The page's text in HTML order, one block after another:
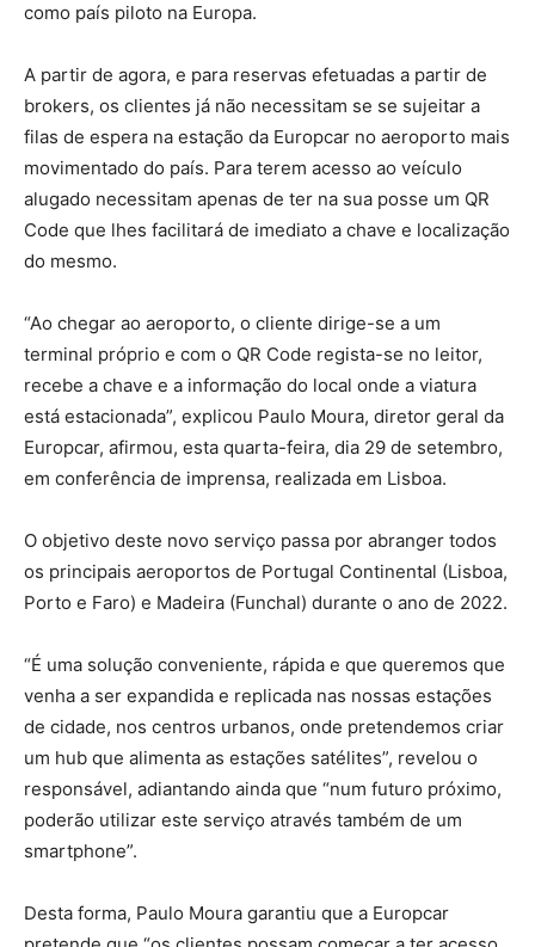
como país piloto na Europa.
A partir de agora, e para reservas efetuadas a partir de
brokers, os clientes já não necessitam se se sujeitar a
filas de espera na estação da Europcar no aeroporto mais
movimentado do país. Para terem acesso ao veículo
alugado necessitam apenas de ter na sua posse um QR
Code que lhes facilitará de imediato a chave e localização
do mesmo.
“Ao chegar ao aeroporto, o cliente dirige-se a um
terminal próprio e com o QR Code regista-se no leitor,
recebe a chave e a informação do local onde a viatura
está estacionada”, explicou Paulo Moura, diretor geral da
Europcar, afirmou, esta quarta-feira, dia 29 de setembro,
em conferência de imprensa, realizada em Lisboa.
O objetivo deste novo serviço passa por abranger todos
os principais aeroportos de Portugal Continental (Lisboa,
Porto e Faro) e Madeira (Funchal) durante o ano de 2022.
“É uma solução conveniente, rápida e que queremos que
venha a ser expandida e replicada nas nossas estações
de cidade, nos centros urbanos, onde pretendemos criar
um hub que alimenta as estações satélites”, revelou o
responsável, adiantando ainda que “num futuro próximo,
poderão utilizar este serviço através também de um
smartphone”.
Desta forma, Paulo Moura garantiu que a Europcar